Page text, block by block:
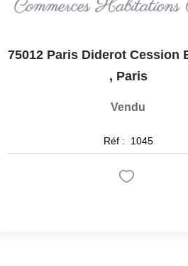
, Paris
Vendu
Réf : 1045